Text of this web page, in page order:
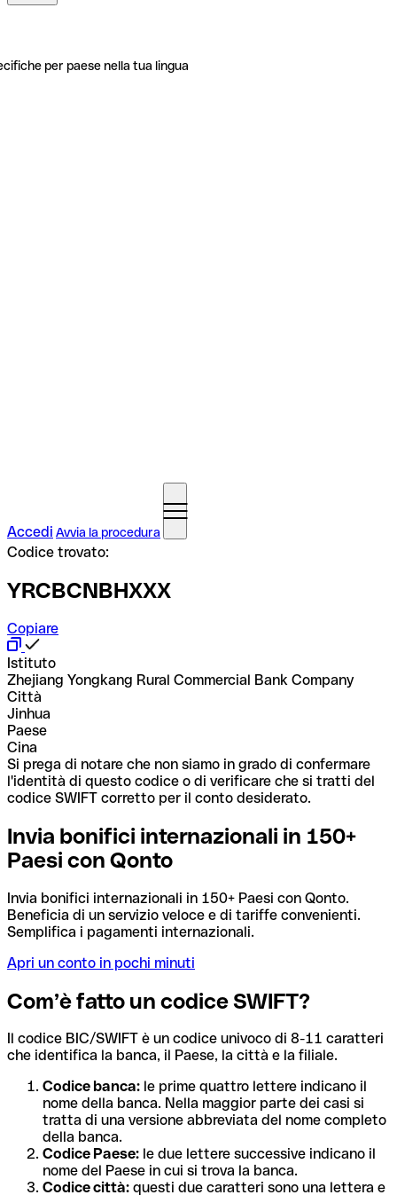
per paese nella tua lingua
Accedi Avvia la procedura
Codice trovato:
YRCBCNBHXXX
Copiare
Istituto
Zhejiang Yongkang Rural Commercial Bank Company
Città
Jinhua
Paese
Cina
Si prega di notare che non siamo in grado di confermare
l'identità di questo codice o di verificare che si tratti del
codice SWIFT corretto per il conto desiderato.
Invia bonifici internazionali in 150+
Paesi con Qonto
Invia bonifici internazionali in 150+ Paesi con Qonto.
Beneficia di un servizio veloce e di tariffe convenienti.
Semplifica i pagamenti internazionali.
Apri un conto in pochi minuti
Com’è fatto un codice SWIFT?
Il codice BIC/SWIFT è un codice univoco di 8-11 caratteri
che identifica la banca, il Paese, la città e la filiale.
Codice banca: le prime quattro lettere indicano il
nome della banca. Nella maggior parte dei casi si
tratta di una versione abbreviata del nome completo
della banca.
Codice Paese: le due lettere successive indicano il
nome del Paese in cui si trova la banca.
Codice città: questi due caratteri sono una lettera e